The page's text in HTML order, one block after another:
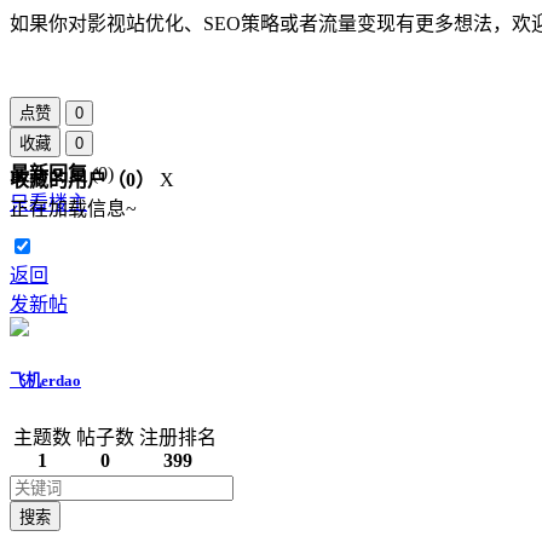
如果你对影视站优化、SEO策略或者流量变现有更多想法，
点赞
0
收藏
0
收藏的用户（0）
X
正在加载信息~
最新回复(0)
只看楼主
返回
发新帖
飞机erdao
主题数
1
帖子数
0
注册排名
399
搜索